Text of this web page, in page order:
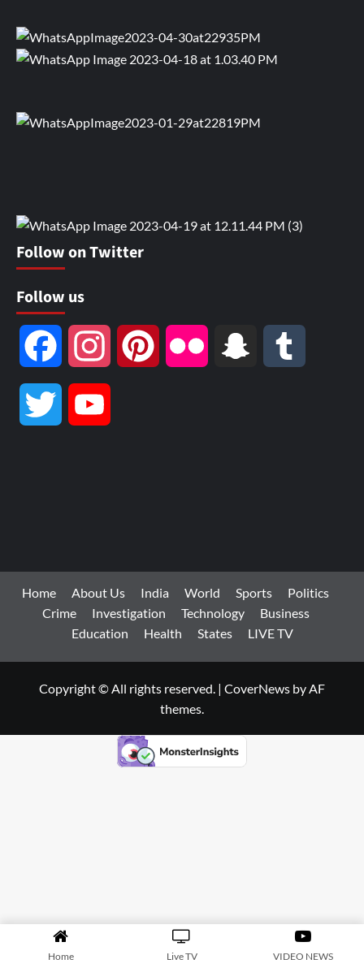
Follow on Twitter
Follow us
Facebook Instagram Pinterest Flickr Snapchat
Twitter
Home About Us India World Sports
Politics
Crime
Investigation Technology
Business
Education
Health States LIVE TV
Copyright © All rights reserved. | CoverNews by AF
themes.
Home Live TV VIDEO NEWS